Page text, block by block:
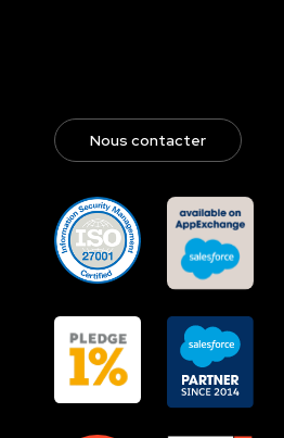
Nous contacter